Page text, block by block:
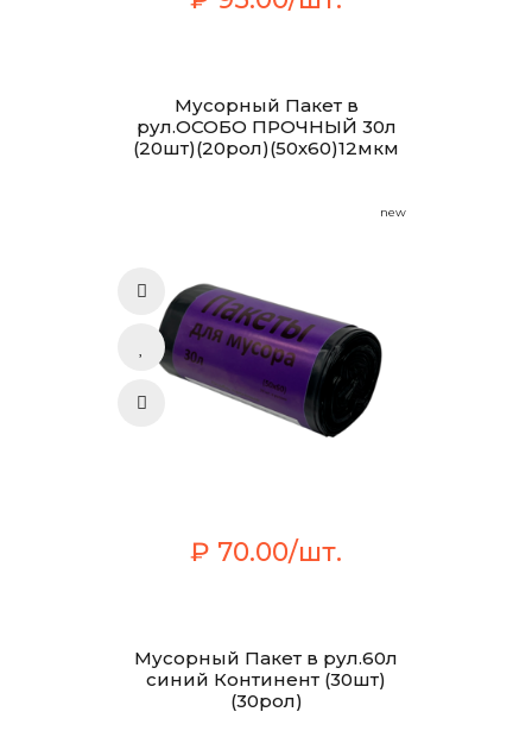
Мусорный Пакет в
рул.ОСОБО ПРОЧНЫЙ 30л
(20шт)(20рол)(50х60)12мкм
new
₽ 70.00/шт.
Мусорный Пакет в рул.60л
синий Континент (30шт)
(30рол)